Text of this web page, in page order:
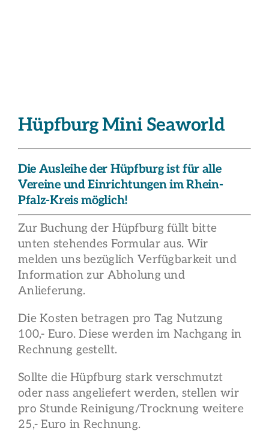
Hüpfburg Mini Seaworld
Die Ausleihe der Hüpfburg ist für alle
Vereine und Einrichtungen im Rhein-
Pfalz-Kreis möglich!
Zur Buchung der Hüpfburg füllt bitte
unten stehendes Formular aus. Wir
melden uns bezüglich Verfügbarkeit und
Information zur Abholung und
Anlieferung.
Die Kosten betragen pro Tag Nutzung
100,- Euro. Diese werden im Nachgang in
Rechnung gestellt.
Sollte die Hüpfburg stark verschmutzt
oder nass angeliefert werden, stellen wir
pro Stunde Reinigung/Trocknung weitere
25,- Euro in Rechnung.